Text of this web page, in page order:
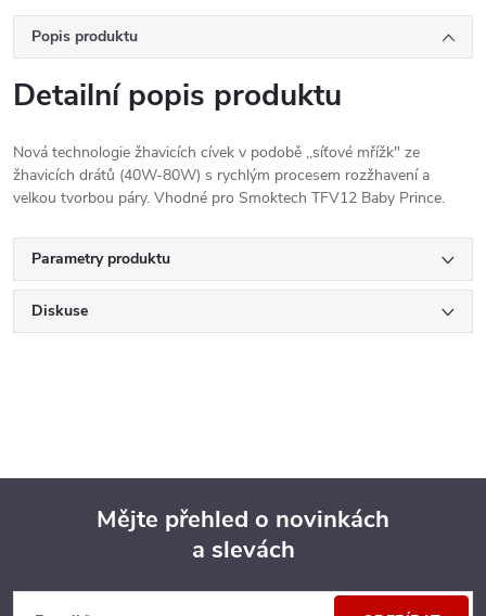
Popis produktu
Detailní popis produktu
Nová technologie žhavicích cívek v podobě ,,síťové mřížk" ze
žhavicích drátů (40W-80W) s rychlým procesem rozžhavení a
velkou tvorbou páry. Vhodné pro Smoktech TFV12 Baby Prince.
Parametry produktu
Diskuse
Mějte přehled o novinkách
a slevách